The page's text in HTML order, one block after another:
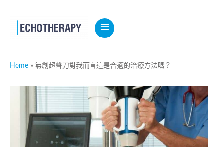
MAIN
Home 無創超聲刀對我而言這是合適的治療方法嗎？